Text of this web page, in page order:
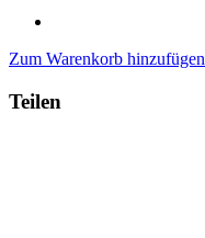
Zum Warenkorb hinzufügen
Teilen